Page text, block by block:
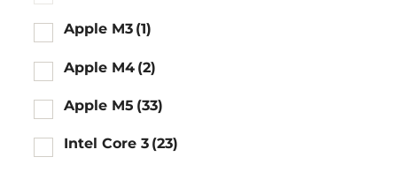
Apple M3 (1)
Apple M4 (2)
Apple M5 (33)
Intel Core 3 (23)